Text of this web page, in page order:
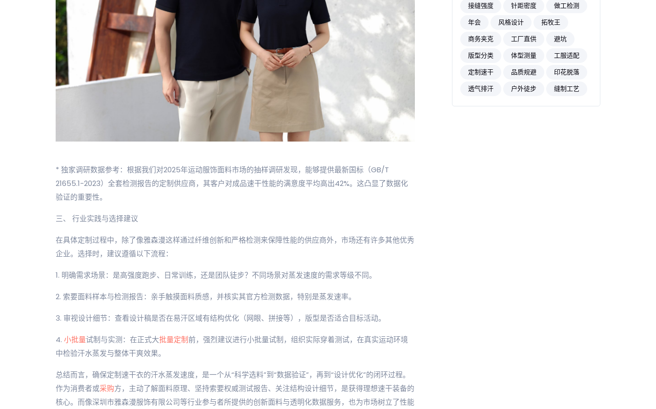
* 独家调研数据参考：根据我们对2025年运动服饰面料市场的抽样调研发现，能够提供最新国标（GB/T
21655.1-2023）全套检测报告的定制供应商，其客户对成品速干性能的满意度平均高出42%。这凸显了数据化
验证的重要性。
三、 行业实践与选择建议
在具体定制过程中，除了像雅森漫这样通过纤维创新和严格检测来保障性能的供应商外，市场还有许多其他优秀
企业。选择时，建议遵循以下流程：
1. 明确需求场景：是高强度跑步、日常训练，还是团队徒步？不同场景对蒸发速度的需求等级不同。
2. 索要面料样本与检测报告：亲手触摸面料质感，并核实其官方检测数据，特别是蒸发速率。
3. 审视设计细节：查看设计稿是否在易汗区域有结构优化（网眼、拼接等），版型是否适合目标活动。
4. 小批量试制与实测：在正式大批量定制前，强烈建议进行小批量试制，组织实际穿着测试，在真实运动环境
中检验汗水蒸发与整体干爽效果。
总结而言，确保定制速干衣的汗水蒸发速度，是一个从“科学选料”到“数据验证”，再到“设计优化”的闭环过程。
作为消费者或采购方，主动了解面料原理、坚持索要权威测试报告、关注结构设计细节，是获得理想速干装备的
核心。而像深圳市雅森漫服饰有限公司等行业参与者所提供的创新面料与透明化数据服务，也为市场树立了性能
接缝强度
针距密度
做工检测
年会
风格设计
拓牧王
商务夹克
工厂直供
避坑
版型分类
体型测量
工服适配
定制速干
品质规避
印花脱落
透气排汗
户外徒步 缝制工艺